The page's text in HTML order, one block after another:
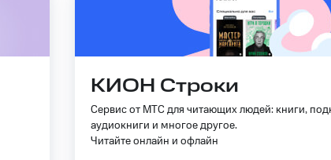
КИОН Строки
Сервис от МТС для читающих людей: книги,
аудиокниги и многое другое.
Читайте онлайн и офлайн